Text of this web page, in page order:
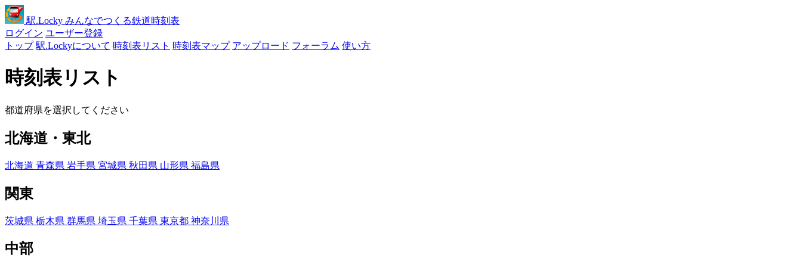
駅.Locky みんなでつくる鉄道時刻表
ログイン ユーザー登録
トップ 駅.Lockyについて 時刻表リスト 時刻表マップ アップロード フォーラム 使い方
時刻表リスト
都道府県を選択してください
北海道・東北
北海道 青森県 岩手県 宮城県 秋田県 山形県 福島県
関東
茨城県 栃木県 群馬県 埼玉県 千葉県 東京都 神奈川県
中部